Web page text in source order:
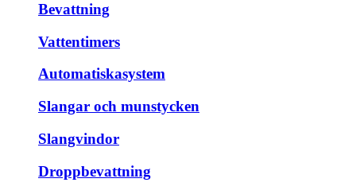
Bevattning
Vattentimers
Automatiskasystem
Slangar och munstycken
Slangvindor
Droppbevattning